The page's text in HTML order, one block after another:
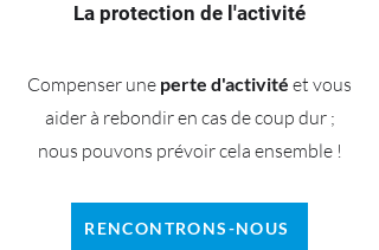
La protection de l'activité
Compenser une perte d'activité et vous
aider à rebondir en cas de coup dur ;
nous pouvons prévoir cela ensemble !
RENCONTRONS-NOUS